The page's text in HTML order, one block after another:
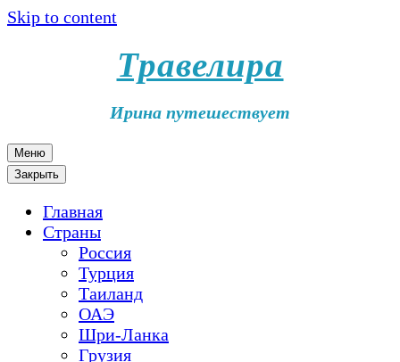
Skip to content
Травелира
Ирина путешествует
Меню
Закрыть
Главная
Страны
Россия
Турция
Таиланд
ОАЭ
Шри-Ланка
Грузия